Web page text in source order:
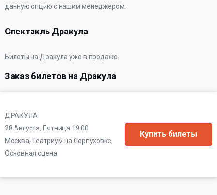
данную опцию с нашим менеджером.
Спектакль Дракула
Билеты на Дракула уже в продаже.
Заказ билетов на Дракула
ДРАКУЛА
28 Августа, Пятница 19:00
Москва, Театриум на Серпуховке,
Основная сцена